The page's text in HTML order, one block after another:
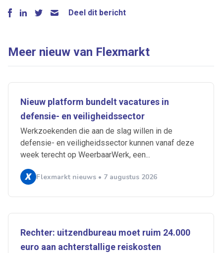
Deel dit bericht
Meer nieuw van Flexmarkt
Nieuw platform bundelt vacatures in
defensie- en veiligheidssector
Werkzoekenden die aan de slag willen in de
defensie- en veiligheidssector kunnen vanaf deze
week terecht op WeerbaarWerk, een...
Flexmarkt nieuws • 7 augustus 2026
Rechter: uitzendbureau moet ruim 24.000
euro aan achterstallige reiskosten